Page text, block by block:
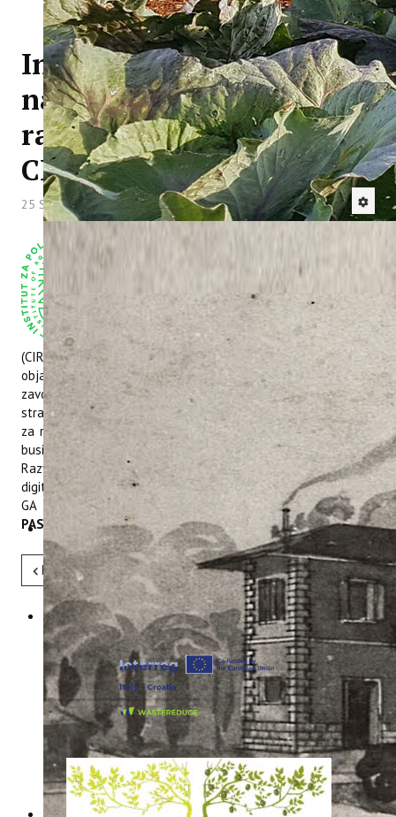
Informacija o rezultatu
natječaja za izbor na
radno mjesto -
CIRCOLIVE
25 Srpanj 2024 Hitova: 1291
„Stručni suradnik/suradnica“ za rad na projektu
„Developing skills for introducing circular
business models and digital technologies in
olive oil sector/ Razvijanje vještina za uvođenje
kružnih poslovnih modela i digitalnih
tehnologija u sektoru maslinovog ulja
(CIRCOLIVE), GA 101139912“. Po javnom natječaju, koji je
objavljen dana 24. lipnja 2024. godine putem Hrvatskog
zavoda za zapošljavanje, na oglasnoj ploči Instituta i na web
stranici Instituta, na radno mjesto Stručni suradnik/suradnica“
za rad na projektu „Developing skills for introducing circular
business models and digital technologies in olive oil sector/
Razvijanje vještina za uvođenje kružnih poslovnih modela i
digitalnih tehnologija u sektoru maslinovog ulja (CIRCOLIVE),
GA 101139912“ na određeno vrijeme, primljena jeIVA
PASTOR, mag. nut. clin.
Pret Sljedeće